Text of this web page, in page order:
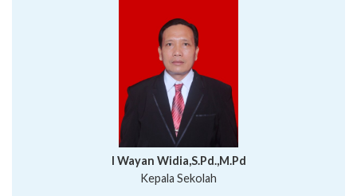
I Wayan Widia,S.Pd.,M.Pd
Kepala Sekolah